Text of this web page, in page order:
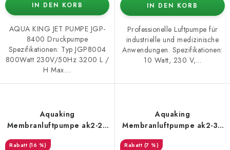
IN DEN KORB
AQUA KING JET PUMPE JGP-
8400 Druckpumpe
Spezifikationen: Typ JGP8004
800Watt 230V/50Hz 3200 L /
H Max....
IN DEN KORB
Professionelle Luftpumpe für
industrielle und medizinische
Anwendungen. Spezifikationen:
10 Watt, 230 V,...
Aquaking
Membranluftpumpe ak2-20
– 1200 l/h
(16 %)
Aquaking
Membranluftpumpe ak2-30
– 1800 l/h
(7 %)